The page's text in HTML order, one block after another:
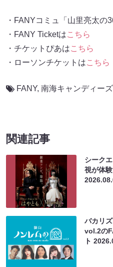
・FANYコミュ「山里亮太の
・FANY Ticketはこちら
・チケットぴあはこちら
・ローソンチケットはこちら
FANY, 南海キャンディーズ
関連記事
シーク
視が体
バカリ
vol.2の
ト